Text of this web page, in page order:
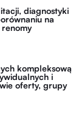
diagnostyki
na
renomy
kompleksową
i
oferty, grupy